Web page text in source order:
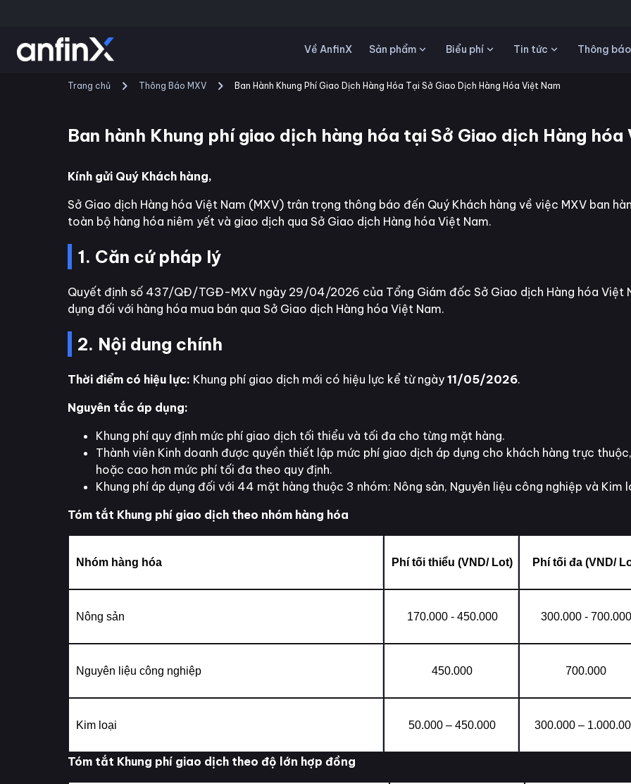
Về AnfinX Sản phẩm Biểu phí Tin tức Thông
Trang chủ Thông Báo MXV Ban Hành Khung Phí Giao Dịch Hàng Hóa Tại Sở Giao Dịch Hàng Hóa Việt Nam
Ban hành Khung phí giao dịch hàng hóa tại Sở Giao dịch Hàng hóa
Kính gửi Quý Khách hàng,
Sở Giao dịch Hàng hóa Việt Nam (MXV) trân trọng thông báo đến Quý Khách hàng về việc MXV ban
toàn bộ hàng hóa niêm yết và giao dịch qua Sở Giao dịch Hàng hóa Việt Nam.
1. Căn cứ pháp lý
Quyết định số 437/QĐ/TGĐ-MXV ngày 29/04/2026 của Tổng Giám đốc Sở Giao dịch Hàng hóa Việt
dụng đối với hàng hóa mua bán qua Sở Giao dịch Hàng hóa Việt Nam.
2. Nội dung chính
Thời điểm có hiệu lực: Khung phí giao dịch mới có hiệu lực kể từ ngày 11/05/2026.
Nguyên tắc áp dụng:
Khung phí quy định mức phí giao dịch tối thiểu và tối đa cho từng mặt hàng.
Thành viên Kinh doanh được quyền thiết lập mức phí giao dịch áp dụng cho khách hàng trực
hoặc cao hơn mức phí tối đa theo quy định.
Khung phí áp dụng đối với 44 mặt hàng thuộc 3 nhóm: Nông sản, Nguyên liệu công nghiệp và Kim
Tóm tắt Khung phí giao dịch theo nhóm hàng hóa
Nhóm hàng hóa Phí tối thiểu (VND/ Lot) Phí tối đa (VND/
Nông sản 170.000 - 450.000 300.000 - 700.000
Nguyên liệu công nghiệp 450.000 700.000
Kim loại 50.000 – 450.000 300.000 –
Tóm tắt Khung phí giao dịch theo độ lớn hợp đồng